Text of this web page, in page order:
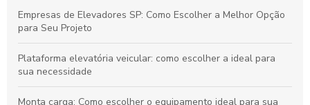
Empresas de Elevadores SP: Como Escolher a Melhor Opção
para Seu Projeto
Plataforma elevatória veicular: como escolher a ideal para
sua necessidade
Monta carga: Como escolher o equipamento ideal para sua